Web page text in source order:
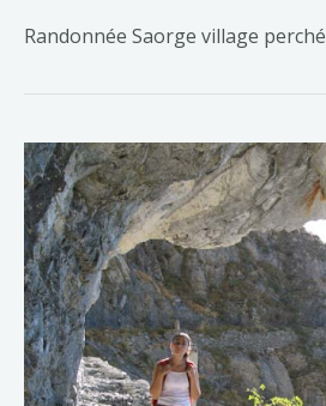
Randonnée Saorge village perché